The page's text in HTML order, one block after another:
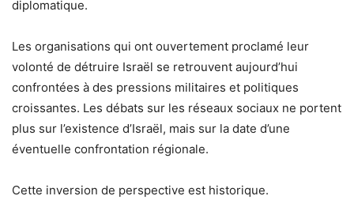
diplomatique.
Les organisations qui ont ouvertement proclamé leur
volonté de détruire Israël se retrouvent aujourd’hui
confrontées à des pressions militaires et politiques
croissantes. Les débats sur les réseaux sociaux ne portent
plus sur l’existence d’Israël, mais sur la date d’une
éventuelle confrontation régionale.
Cette inversion de perspective est historique.